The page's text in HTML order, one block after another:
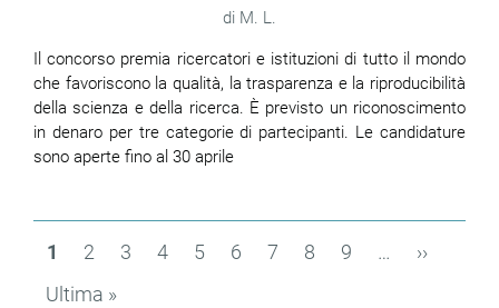
M. L.
Il concorso premia ricercatori e istituzioni di tutto il mondo
che favoriscono la qualità, la trasparenza e la riproducibilità
della scienza e della ricerca. È previsto un riconoscimento
in denaro per tre categorie di partecipanti. Le candidature
sono aperte fino al 30 aprile
Paginazione
Pagina
1 Page
2 Page
3 Page
4 Page
5 Page
6 Page
7 Page
8 Page
9 …
Pagina
››
Ultima
Ultima »